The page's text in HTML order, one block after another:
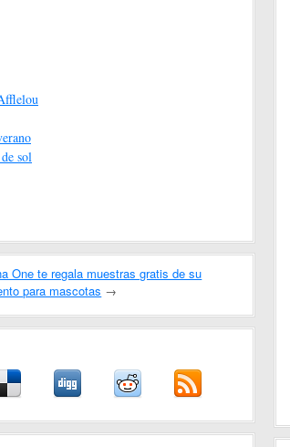
sol
One te regala muestras gratis de su
para mascotas →